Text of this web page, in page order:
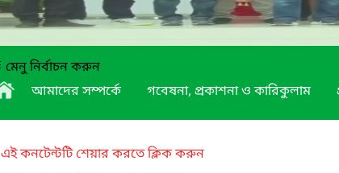
মেনু নির্বাচন করুন
আমাদের সম্পর্কে
গবেষনা, প্রকাশনা ও কারিকুলাম
এই কনটেন্টটি শেয়ার করতে ক্লিক করুন